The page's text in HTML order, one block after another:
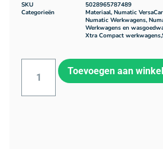
SKU
5028965787489
Categorieën
Materiaal, Numatic
Numatic Werkwagens,
Werkwagens en
Xtra Compact
Toevoegen aan